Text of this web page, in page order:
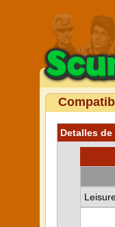
Detalles